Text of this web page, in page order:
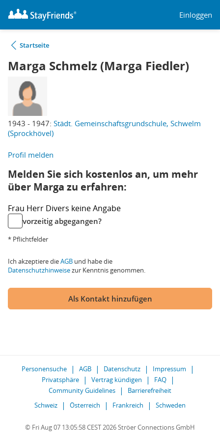
Einloggen
Startseite
Marga Schmelz (Marga Fiedler)
1943 - 1947: Städt. Gemeinschaftsgrundschule, Schwelm
(Sprockhövel)
Profil melden
Melden Sie sich kostenlos an, um mehr
über Marga zu erfahren:
Frau Herr Divers keine Angabe
vorzeitig abgegangen?
* Pflichtfelder
Ich akzeptiere dieAGB und habe die
Datenschutzhinweisezur Kenntnis genommen.
Als Kontakt hinzufügen
Personensuche AGB Datenschutz
Impressum
Privatsphäre
Vertrag kündigen
FAQ
Community Guidelines
Barrierefreiheit
Schweiz
Österreich Frankreich Schweden
© Fri Aug 07 13:05:58 CEST 2026 Ströer Connections GmbH